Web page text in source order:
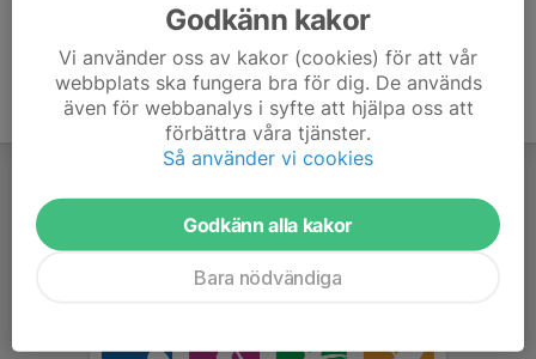
Godkänn kakor
Vi använder oss av kakor (cookies) för att vår
webbplats ska fungera bra för dig. De används
även för webbanalys i syfte att hjälpa oss att
förbättra våra tjänster.
Så använder vi cookies
Godkänn alla kakor
Bara nödvändiga